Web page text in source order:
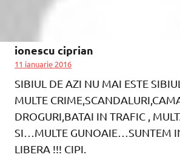
ionescu ciprian
11 ianuarie 2016
SIBIUL DE AZI NU MAI ESTE
MULTE
DROGURI,BATAI IN TRAFIC ,
SI…MULTE GUNOAIE…SUNTEM
LIBERA !!! CIPI.